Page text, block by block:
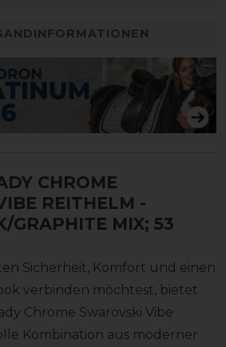
CHROME
REITHELM -
GRAPHITE MIX; 53
Sicherheit, Komfort und einen
verbinden möchtest, bietet
Chrome Swarovski Vibe
Kombination aus moderner